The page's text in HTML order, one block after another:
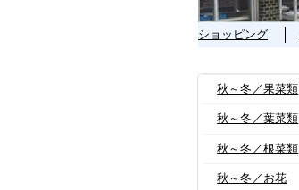
ショッピング
秋～冬／果菜類
秋～冬／葉菜類
秋～冬／根菜類
秋～冬／お花